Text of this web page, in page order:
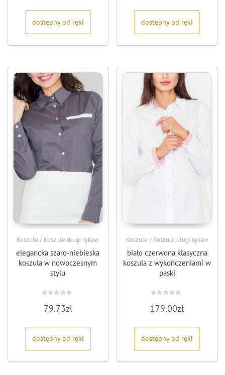
dostępny od ręki dostępny od ręki
Koszule / Koszule długi rękaw
elegancka szaro-niebieska
koszula w nowoczesnym
stylu
0
na79.73zł
dostępny od ręki
Koszule / Koszule długi rękaw
biało czerwona klasyczna
koszula z wykończeniami w
paski
0
na
179.00zł
dostępny od ręki